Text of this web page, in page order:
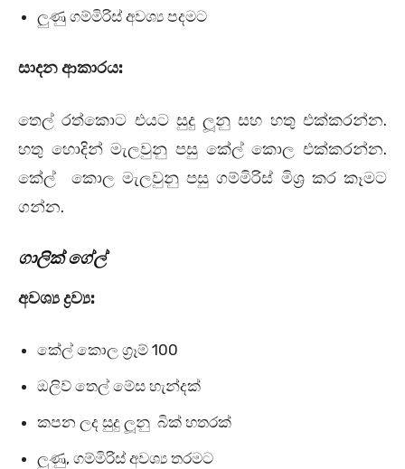
ලුණු ගම්මිරිස් අවශ්‍ය පදමට
සාදන ආකාරය:
තෙල් රත්කොට එයට සුදු ලූනු සහ හතු එක්කරන්න.
හතු හොදින් මැලවුනු පසු කේල් කොල එක්කරන්න.
කේල් කොල මැලවුනු පසු ගම්මිරිස් මිශ්‍ර කර කෑමට
ගන්න.
ගාලික් ගේල්
අවශ්‍ය ද්‍රව්‍ය:
කේල් කොල ග්‍රෑම් 100
ඔලිව් තෙල් මේස හැන්දක්
කපන ලද සුදු ලූනු බික් හතරක්
ලුණු, ගම්මිරිස් අවශ්‍ය තරමට